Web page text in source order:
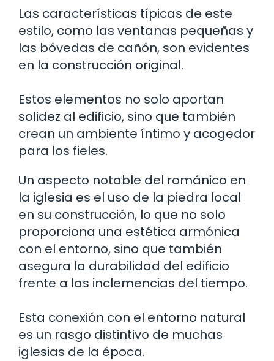
Las características típicas de este
estilo, como las ventanas pequeñas y
las bóvedas de cañón, son evidentes
en la construcción original.
Estos elementos no solo aportan
solidez al edificio, sino que también
crean un ambiente íntimo y acogedor
para los fieles.
Un aspecto notable del románico en
la iglesia es el uso de la piedra local
en su construcción, lo que no solo
proporciona una estética armónica
con el entorno, sino que también
asegura la durabilidad del edificio
frente a las inclemencias del tiempo.
Esta conexión con el entorno natural
es un rasgo distintivo de muchas
iglesias de la época.